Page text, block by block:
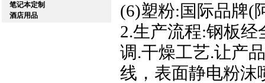
笔记本定制
酒店用品
(6)塑粉:国际品牌(
2.生产流程:钢板
调.干燥工艺.让产
线，表面静电粉沫